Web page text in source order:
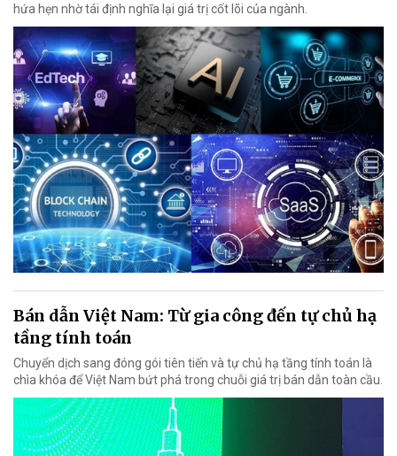
hứa hẹn nhờ tái định nghĩa lại giá trị cốt lõi của ngành.
Bán dẫn Việt Nam: Từ gia công đến tự chủ hạ
tầng tính toán
Chuyển dịch sang đóng gói tiên tiến và tự chủ hạ tầng tính toán là
chìa khóa để Việt Nam bứt phá trong chuỗi giá trị bán dẫn toàn cầu.